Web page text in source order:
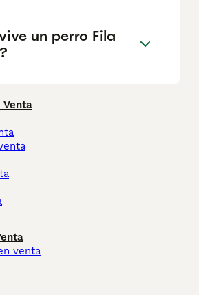
un perro Fila
Venta
venta